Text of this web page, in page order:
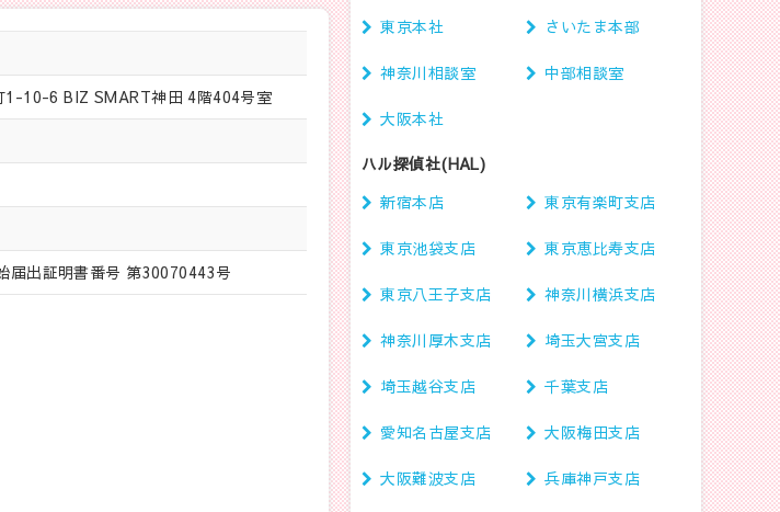
1-10-6 BIZ SMART神田 4階404号室
届出証明書番号 第30070443号
東京本社
さいたま本部
神奈川相談室 中部相談室
大阪本社
ハル探偵社(HAL)
新宿本店
東京有楽町支店
東京池袋支店 東京恵比寿支店
東京八王子支店 神奈川横浜支店
神奈川厚木支店 埼玉大宮支店
埼玉越谷支店 千葉支店
愛知名古屋支店 大阪梅田支店
大阪難波支店 兵庫神戸支店